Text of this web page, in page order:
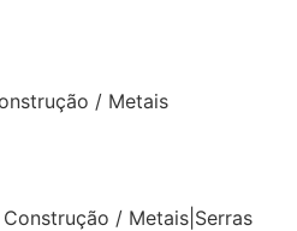
/ Metais
/ Metais|Serras